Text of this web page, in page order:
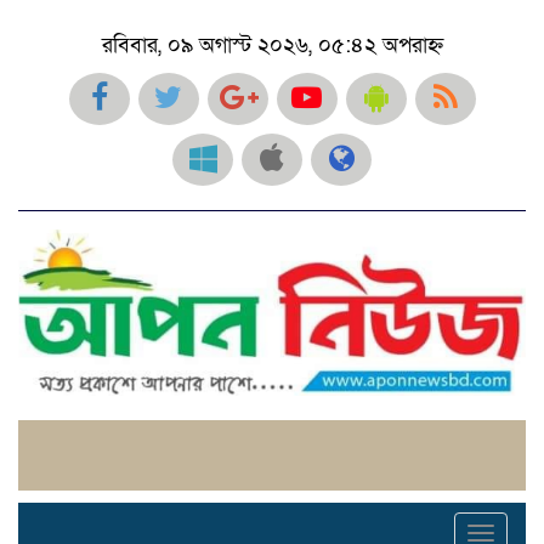
রবিবার, ০৯ অগাস্ট ২০২৬, ০৫:৪২ অপরাহ্ন